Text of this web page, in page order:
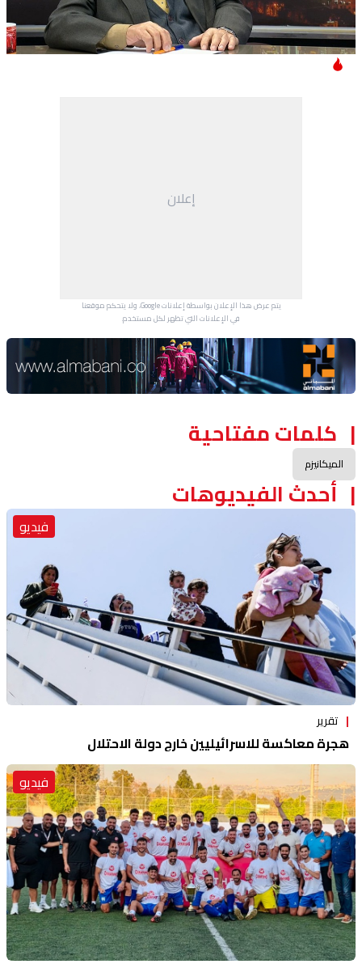
إعلان
يتم عرض هذا الإعلان بواسطة إعلانات Google، ولا يتحكم موقعنا
في الإعلانات التي تظهر لكل مستخدم.
Advertisement Section
كلمات مفتاحية
الميكانيزم
أحدث الفيديوهات
فيديو
تقرير
هجرة معاكسة للاسرائيليين خارج دولة الاحتلال
فيديو